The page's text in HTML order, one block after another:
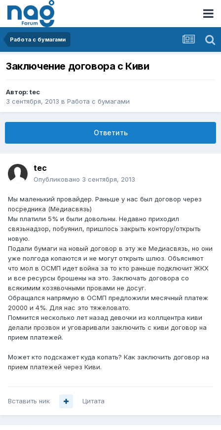
Работа с бумагами
Заключение договора с Киви
Автор: tec
3 сентября, 2013 в Работа с бумагами
Ответить
tec
Опубликовано 3 сентября, 2013
Мы маленький провайдер. Раньше у нас был договор через
посредника (Медиасвязь)
Мы платили 5% и были довольны. Недавно приходил
связьнадзор, побуянил, пришлось закрыть контору/открыть
новую.
Подали бумаги на новый договор в эту же Медиасвязь, но они
уже полгода копаются и не могут открыть шлюз. Объясняют
что мол в ОСМП идет война за то кто раньше подключит ЖКХ
и все ресурсы брошены на это. Заключать договора со
всякимим козявочными провами не досуг.
Обращался напрямую в ОСМП предложили месячный платеж
20000 и 4%. Для нас это тяжеловато.
Помнится несколько лет назад девочки из коллцентра киви
делали прозвон и уговаривали заключить с киви договор на
прием платежей.
Может кто подскажет куда копать? Как заключить договор на
прием платежей через Киви.
Вставить ник Цитата